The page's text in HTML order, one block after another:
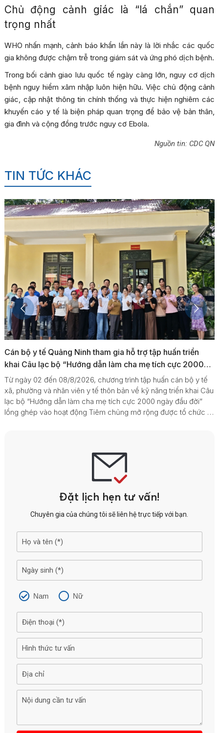
Chủ động cảnh giác là “lá chắn” quan
trọng nhất
WHO nhấn mạnh, cảnh báo khẩn lần này là lời nhắc các quốc
gia không được chậm trễ trong giám sát và ứng phó dịch bệnh.
Trong bối cảnh giao lưu quốc tế ngày càng lớn, nguy cơ dịch
bệnh nguy hiểm xâm nhập luôn hiện hữu. Việc chủ động cảnh
giác, cập nhật thông tin chính thống và thực hiện nghiêm các
khuyến cáo y tế là biện pháp quan trọng để bảo vệ bản thân,
gia đình và cộng đồng trước nguy cơ Ebola.
Nguồn tin: CDC QN
TIN TỨC KHÁC
Cán bộ y tế Quảng Ninh tham gia hỗ trợ tập huấn triển
khai Câu lạc bộ “Hướng dẫn làm cha mẹ tích cực 2000
ngày đầu đời” tại Lai Châu
Từ ngày 02 đến 08/8/2026, chương trình tập huấn cán bộ y tế
xã, phường và nhân viên y tế thôn bản về kỹ năng triển khai Câu
lạc bộ “Hướng dẫn làm cha mẹ tích cực 2000 ngày đầu đời”
lồng ghép vào hoạt động Tiêm chủng mở rộng được tổ chức tại
Đặt lịch hẹn tư vấn!
Chuyên gia của chúng tôi sẽ liên hệ trực tiếp với bạn.
Nam Nữ